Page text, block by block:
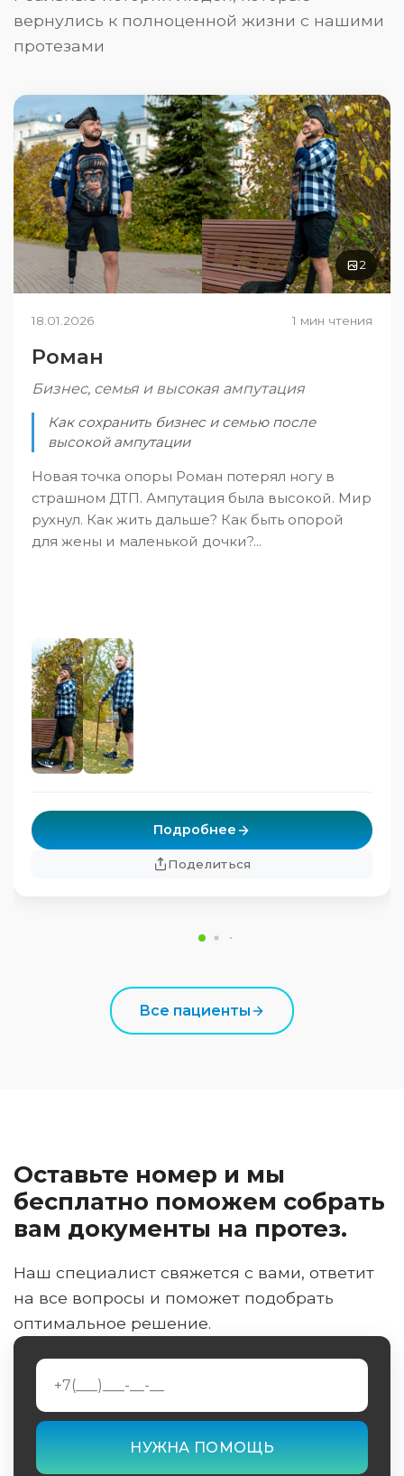
вернулись к полноценной жизни с нашими
протезами
2
18.01.2026 1 мин чтения
Роман
Бизнес, семья и высокая ампутация
Как сохранить бизнес и семью после
высокой ампутации
Новая точка опоры Роман потерял ногу в
страшном ДТП. Ампутация была высокой. Мир
рухнул. Как жить дальше? Как быть опорой
для жены и маленькой дочки?...
Подробнее
Поделиться
Все пациенты
Оставьте номер и мы
бесплатно поможем собрать
вам документы на протез.
Наш специалист свяжется с вами, ответит
на все вопросы и поможет подобрать
оптимальное решение.